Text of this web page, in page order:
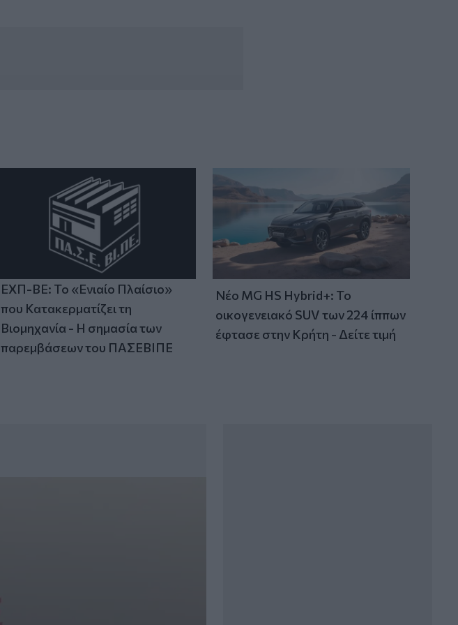
ΕΧΠ-ΒΕ: Το «Ενιαίο Πλαίσιο»
που Κατακερματίζει τη
Βιομηχανία - Η σημασία των
παρεμβάσεων του ΠΑΣΕΒΙΠΕ
Νέο MG HS Hybrid+: Το
οικογενειακό SUV των 224 ίππων
έφτασε στην Κρήτη - Δείτε τιμή